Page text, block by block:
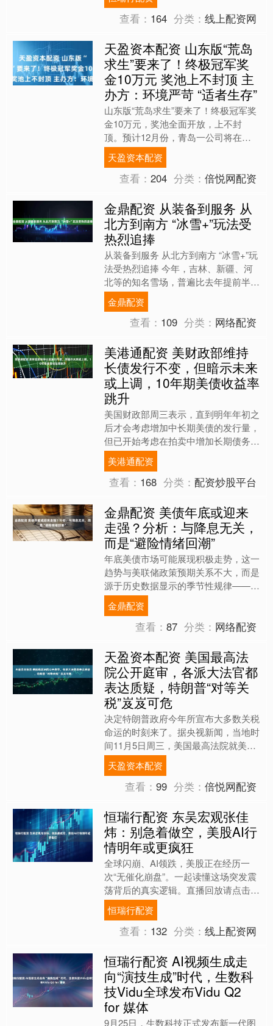
人次，日均运客达10....
查看： 164 分类：线上配资网
天盈资本配资 山东版“荒岛
求生”要来了！终极冠军奖
金10万元 奖池上不封顶 主
办方：环境严苛 “适者生存”
山东版“荒岛求生”要来了！终极冠军奖
金10万元，奖池全面开放，上不封
顶。预计12月份，青岛一公司将在兔
子岛举行“荒岛求生”比赛。主办方：这
不仅是对体能极限的挑战....
天盈资本配资
查看：204 分类：倍悦网配资
金鼎配资 从装备到服务 从
北方到南方 “冰雪+”玩法受
热烈追捧
从装备到服务 从北方到南方 “冰雪+”玩
法受热烈追捧 今年，吉林、新疆、河
北等的知名雪场，普遍比去年提前半个
月开放，而且雪道上的身影也从专业玩
家逐渐延伸到亲子家....
金鼎配资
查看： 109 分类： 网络配资
美港通配资 美财政部维持
长债发行不变，但暗示未来
或上调，10年期美债收益率
跳升
美国财政部周三表示，直到明年年初之
后才会考虑增加中长期美债的发行量，
但已开始考虑在拍卖中增加长期债务的
发行规模。分析认为，此举意味着美国
政府将更多依赖发行短期国....
美港通配资
查看： 168 分类：配资炒股平台
金鼎配资 美债年底或迎来
走强？分析：与降息无关，
而是“避险情绪回潮”
年底美债市场可能展现积极走势，这一
趋势与美联储政策预期关系不大，而是
源于历史数据显示的季节性规律——投
资者风险偏好在秋季下降推动避险资产
需求上升。 美联储主席P....
金鼎配资
查看：87 分类： 网络配资
天盈资本配资 美国最高法
院公开庭审，各派大法官都
表达质疑，特朗普“对等关
税”岌岌可危
决定特朗普政府今年所宣布大多数关税
命运的时刻来了。据央视新闻，当地时
间11月5日周三，美国最高法院就美国
总统特朗普大规模征收关税的合法性展
开辩论。 在长达数小时....
天盈资本配资
查看：99 分类：倍悦网配资
恒瑞行配资 东吴宏观张佳
炜：别急着做空，美股AI行
情明年或更疯狂
全球闪崩、AI领跌，美股正在经历一
次“无催化崩盘”。一起读懂这场突发震
荡背后的真实逻辑。直播回放请点击→
海外市场“闪崩”，谁是元凶？ 核心观点
速览 这场“闪崩”....
恒瑞行配资
查看： 132 分类：线上配资网
恒瑞行配资 AI视频生成走
向“演技生成”时代，生数科
技Vidu全球发布Vidu Q2
for 媒体
9月25日，生数科技正式发布新一代图